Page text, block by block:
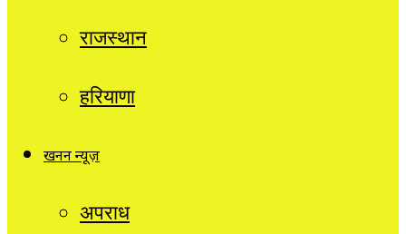
राजस्थान
हरियाणा
खनन न्यूज़
अपराध